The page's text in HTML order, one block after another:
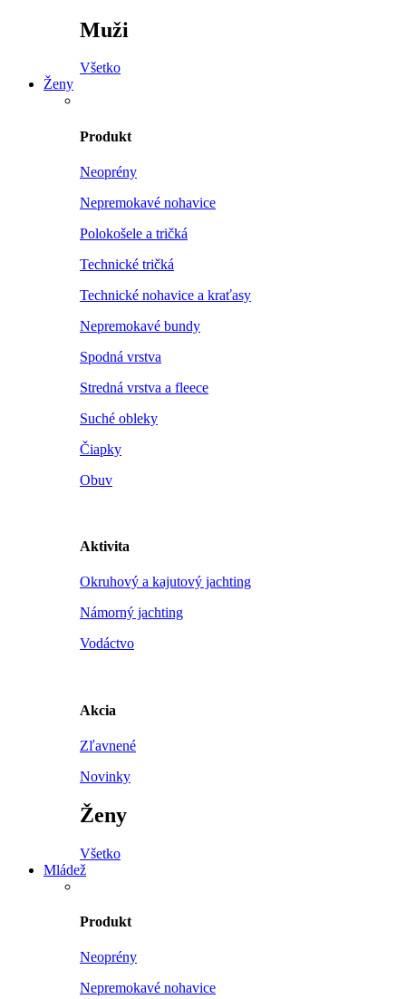
Muži
Všetko
Ženy
Produkt
Neoprény
Nepremokavé nohavice
Polokošele a tričká
Technické tričká
Technické nohavice a kraťasy
Nepremokavé bundy
Spodná vrstva
Stredná vrstva a fleece
Suché obleky
Čiapky
Obuv
Aktivita
Okruhový a kajutový jachting
Námorný jachting
Vodáctvo
Akcia
Zľavnené
Novinky
Ženy
Všetko
Mládež
Produkt
Neoprény
Nepremokavé nohavice